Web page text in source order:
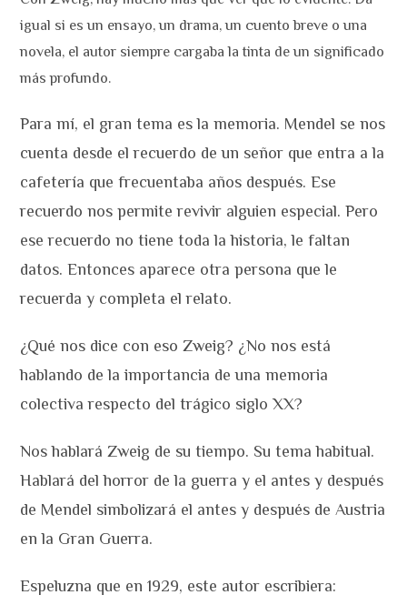
igual si es un ensayo, un drama, un cuento breve o una
novela, el autor siempre cargaba la tinta de un significado
más profundo.
Para mí, el gran tema es la memoria. Mendel se nos
cuenta desde el recuerdo de un señor que entra a la
cafetería que frecuentaba años después. Ese
recuerdo nos permite revivir alguien especial. Pero
ese recuerdo no tiene toda la historia, le faltan
datos. Entonces aparece otra persona que le
recuerda y completa el relato.
¿Qué nos dice con eso Zweig? ¿No nos está
hablando de la importancia de una memoria
colectiva respecto del trágico siglo XX?
Nos hablará Zweig de su tiempo. Su tema habitual.
Hablará del horror de la guerra y el antes y después
de Mendel simbolizará el antes y después de Austria
en la Gran Guerra.
Espeluzna que en 1929, este autor escribiera: